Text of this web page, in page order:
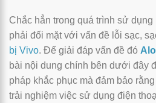
Chắc hẳn trong quá trình sử
phải đối mặt với vấn đề lỗi sạc,
bị Vivo. Để giải đáp vấn đề đó
bài nội dung chính bên dưới đây
pháp khắc phục mà đảm bảo
trải nghiệm việc sử dụng điện